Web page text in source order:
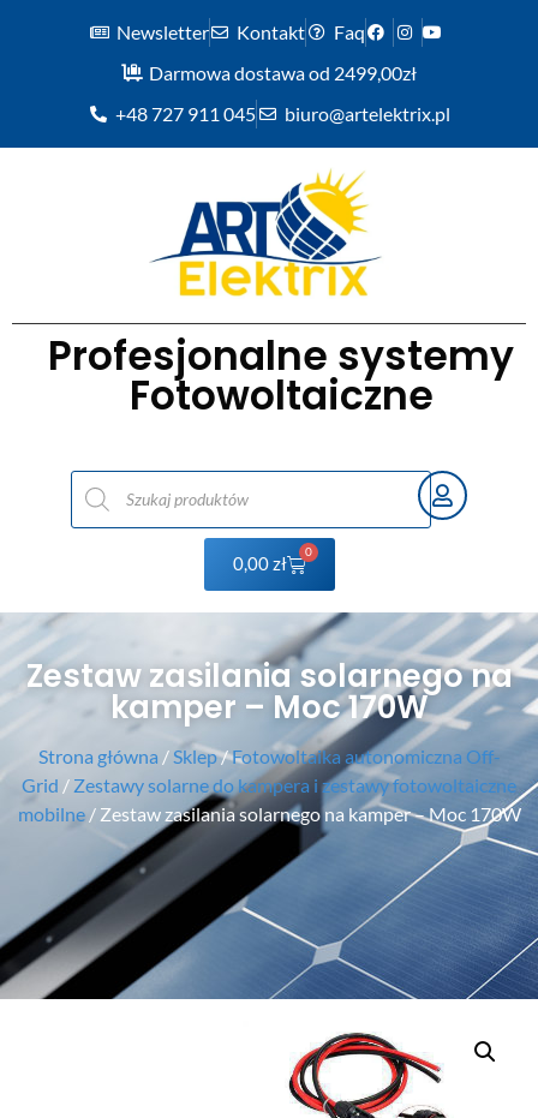
Newsletter Kontakt
Faq
Darmowa dostawa od 2499,00zł
+48 727 911 045
biuro@artelektrix.pl
Profesjonalne systemy
Fotowoltaiczne
0,00zł
0
Zestaw zasilania solarnego na
kamper – Moc 170W
Strona główna / Sklep/Fotowoltaika autonomiczna Off-
Grid / Zestawy solarne do kampera i zestawy fotowoltaiczne
mobilne/ Zestaw zasilania solarnego na kamper – Moc 170W